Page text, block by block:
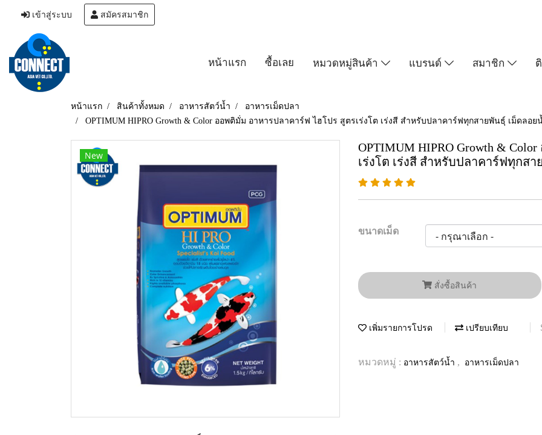
เข้าสู่ระบบ สมัครสมาชิก
หน้าแรก ซื้อเลย หมวดหมู่สินค้า แบรนด์ สมาชิก
หน้าแรก สินค้าทั้งหมด อาหารสัตว์น้ำ
อาหารเม็ดปลา
OPTIMUM HIPRO Growth & Color ออพติมั่ม อาหารปลาคาร์ฟ ไฮโปร สูตรเร่งโต เร่งสี สำหรับปลาคาร์ฟทุกสายพันธุ์ เม็ดลอย
New
OPTIMUM HIPRO Growth &
เร่งโต เร่งสี สำหรับปลาคาร์ฟทุกส
ขนาดเม็ด
สั่งซื้อสินค้า
เพิ่มรายการโปรด เปรียบเทียบ
หมวดหมู่ : อาหารสัตว์น้ำ , อาหารเม็ดปลา